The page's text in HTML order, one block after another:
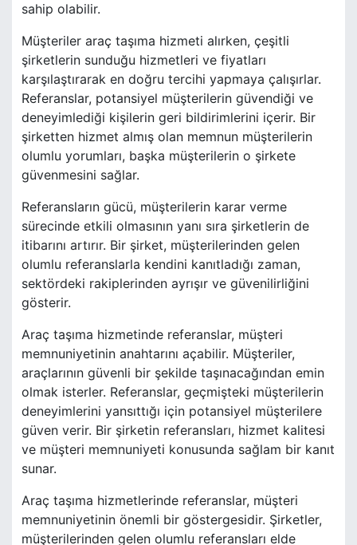
sahip olabilir.
Müşteriler araç taşıma hizmeti alırken, çeşitli
şirketlerin sunduğu hizmetleri ve fiyatları
karşılaştırarak en doğru tercihi yapmaya çalışırlar.
Referanslar, potansiyel müşterilerin güvendiği ve
deneyimlediği kişilerin geri bildirimlerini içerir. Bir
şirketten hizmet almış olan memnun müşterilerin
olumlu yorumları, başka müşterilerin o şirkete
güvenmesini sağlar.
Referansların gücü, müşterilerin karar verme
sürecinde etkili olmasının yanı sıra şirketlerin de
itibarını artırır. Bir şirket, müşterilerinden gelen
olumlu referanslarla kendini kanıtladığı zaman,
sektördeki rakiplerinden ayrışır ve güvenilirliğini
gösterir.
Araç taşıma hizmetinde referanslar, müşteri
memnuniyetinin anahtarını açabilir. Müşteriler,
araçlarının güvenli bir şekilde taşınacağından emin
olmak isterler. Referanslar, geçmişteki müşterilerin
deneyimlerini yansıttığı için potansiyel müşterilere
güven verir. Bir şirketin referansları, hizmet kalitesi
ve müşteri memnuniyeti konusunda sağlam bir kanıt
sunar.
Araç taşıma hizmetlerinde referanslar, müşteri
memnuniyetinin önemli bir göstergesidir. Şirketler,
müşterilerinden gelen olumlu referansları elde